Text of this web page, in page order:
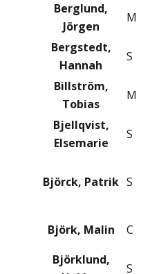
Berglund,
Jörgen
M
Bergstedt,
Hannah
S
Billström,
Tobias
M
Bjellqvist,
Elsemarie
S
Björck, Patrik S
Björk, Malin C
Björklund,
S